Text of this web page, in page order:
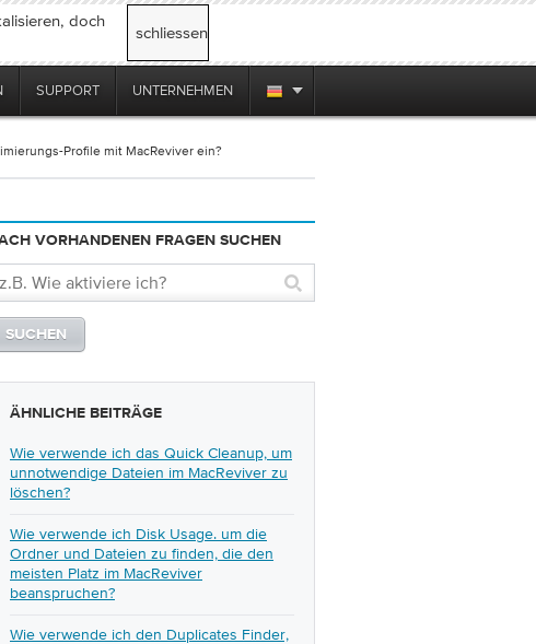
doch
schliessen
SUPPORT UNTERNEHMEN
Profile mit MacReviver ein?
VORHANDENEN FRAGEN SUCHEN
ÄHNLICHE BEITRÄGE
Wie verwende ich das Quick Cleanup, um
unnotwendige Dateien im MacReviver zu
löschen?
Wie verwende ich Disk Usage. um die
Ordner und Dateien zu finden, die den
meisten Platz im MacReviver
beanspruchen?
Wie verwende ich den Duplicates Finder,